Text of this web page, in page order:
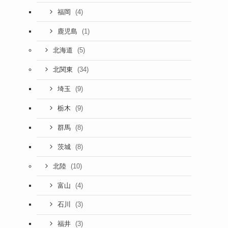
福岡 (4)
鹿児島 (1)
北海道 (5)
北関東 (34)
埼玉 (9)
栃木 (9)
群馬 (8)
茨城 (8)
北陸 (10)
富山 (4)
石川 (3)
福井 (3)